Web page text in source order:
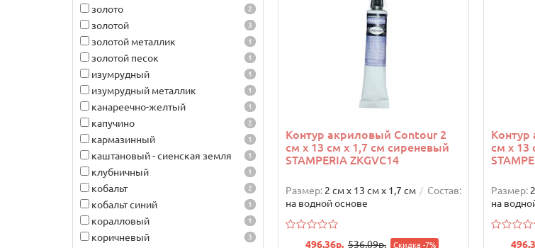
золото 2
золотой 3
золотой металлик 1
золотой песок 1
изумрудный 1
изумрудный металлик 1
канареечно-желтый 1
капучино 2
кармазинный 1
каштановый - сиенская земля 1
клубничный 1
кобальт 2
кобальт синий 1
коралловый 1
коричневый 3
Контур акриловый Contour 2
см х 13 см х 1,7 см сиреневый
STAMPERIA ZKGVC14
Размер: 2 см х 13 см х 1,7 см
Состав:
на водной основе
496.36р. 536.09р. Скидка -7%
Контур
см х 13
Размер:
на